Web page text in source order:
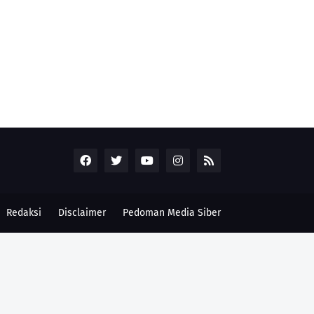
Redaksi Disclaimer Pedoman Media Siber